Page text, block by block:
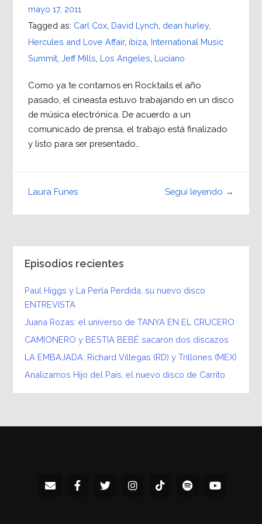
mayo 17, 2011
Tagged as: Carl Cox, David Lynch dean hurley,
Hercules and Love Affair, ibiza International Music
Summit, Jeff Mills Los Angeles Luciano
Como ya te contamos en Rocktails el año
pasado, el cineasta estuvo trabajando en un disco
de música electrónica. De acuerdo a un
comunicado de prensa, el trabajo está finalizado
y listo para ser presentado…
Seguí leyendo →
Laura Funes
Episodios recientes
Paul Higgs y La Perla Perdida, su nuevo disco
ENTREVISTA
Juana Rozas: el universo de TANYA EN EL CRUCERO
CAMIONERO y BESTIA BEBÉ sacaron dos discazos
LA EMBAJADA: Richard Villegas (RD) y Trillones (MEX)
Analizamos Hijo del País, el nuevo disco de Carrito